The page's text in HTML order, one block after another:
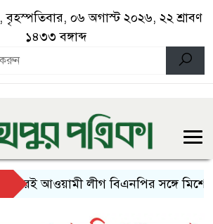
০৬ অগাস্ট ২০২৬, ২২ শ্রাবণ
১৪৩৩ বঙ্গাব্দ
আওয়ামী লীগ বিএনপির সঙ্গে মিশে যাবে-